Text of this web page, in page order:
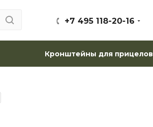
+7 495 118-20-16
Кронштейны для прицелов